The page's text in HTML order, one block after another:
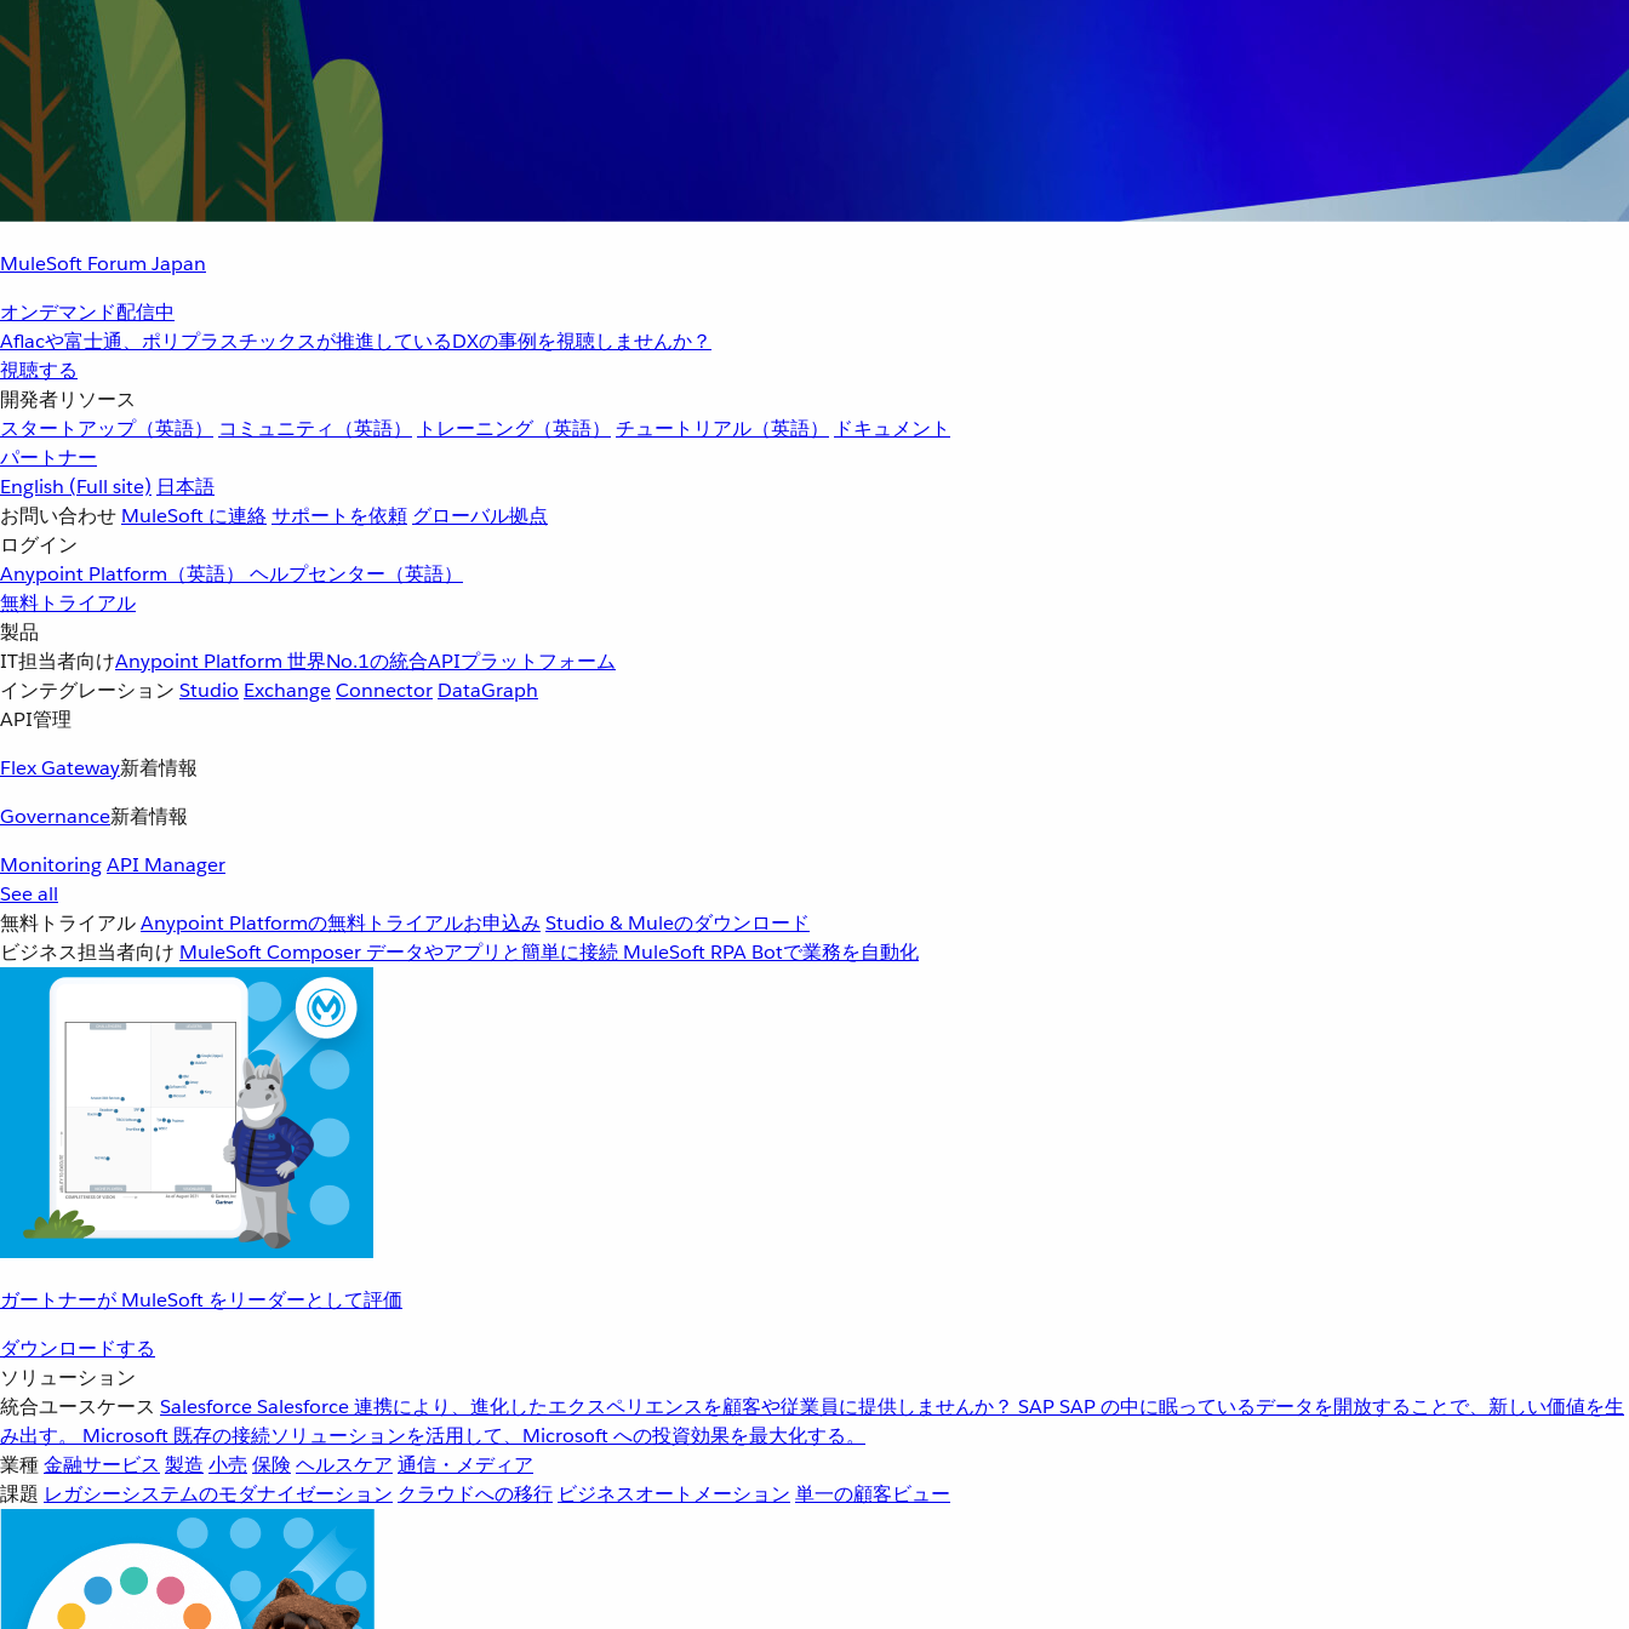
MuleSoft Forum Japan
オンデマンド配信中
Aflacや富士通、ポリプラスチックスが推進しているDXの事例を視聴しませんか？
視聴する
開発者リソース
スタートアップ（英語）
コミュニティ（英語） トレーニング（英語） チュートリアル（英語）
ドキュメント
パートナー
English (Full site) 日本語
お問い合わせ MuleSoft に連絡サポートを依頼 グローバル拠点
ログイン
Anypoint Platform（英語） ヘルプセンター（英語）
無料トライアル
製品
IT担当者向けAnypoint Platform 世界No.1の統合APIプラットフォーム
インテグレーション Studio ExchangeConnector DataGraph
API管理
Flex Gateway新着情報
Governance新着情報
MonitoringAPI Manager
See all
無料トライアルAnypoint Platformの無料トライアルお申込み Studio & Muleのダウンロード
ビジネス担当者向け MuleSoft Composer データやアプリと簡単に接続 MuleSoft RPA Botで業務を自動化
ガートナーが MuleSoft をリーダーとして評価
ダウンロードする
ソリューション
統合ユースケース SalesforceSalesforce 連携により、進化したエクスペリエンスを顧客や従業員に提供しませんか？ SAPSAP の中に眠っているデータを開放することで、新しい価値を生
み出す。
Microsoft 既存の接続ソリューションを活用して、Microsoft への投資効果を最大化する。
業種金融サービス 製造 小売 保険 ヘルスケア 通信・メディア
課題 レガシーシステムのモダナイゼーション クラウドへの移行 ビジネスオートメーション 単一の顧客ビュー